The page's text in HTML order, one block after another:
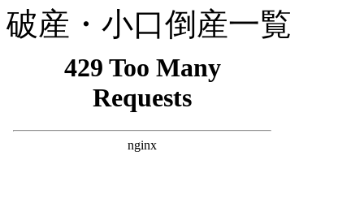
破産・小口倒産一覧